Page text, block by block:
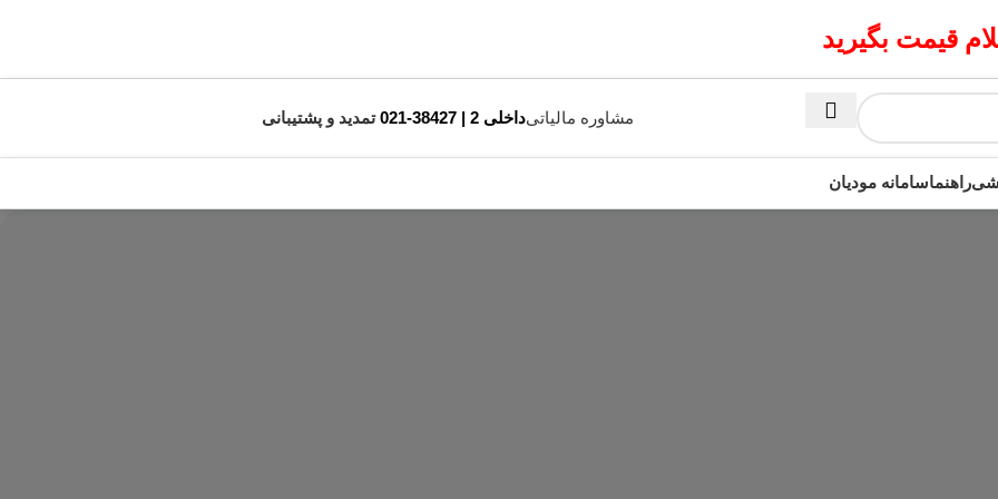
قیمت بگیرید
مشاوره مالیاتیداخلی 2 | 38427-021 تمدید و پشتیبانی
راهنماسامانه مودیان